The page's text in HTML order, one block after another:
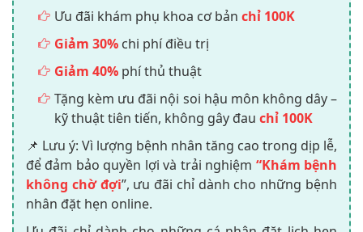
Ưu đãi khám phụ khoa cơ bản chỉ 100K
Giảm 30% chi phí điều trị
Giảm 40% phí thủ thuật
Tặng kèm ưu đãi nội soi hậu môn không dây –
kỹ thuật tiên tiến, không gây đau chỉ 100K
📌 Lưu ý: Vì lượng bệnh nhân tăng cao trong dịp lễ,
để đảm bảo quyền lợi và trải nghiệm “Khám bệnh
không chờ đợi”, ưu đãi chỉ dành cho những bệnh
nhân đặt hẹn online.